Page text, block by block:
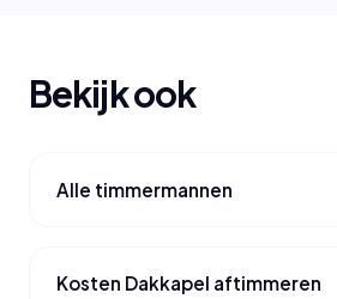
Bekijk ook
Alle timmermannen
Kosten Dakkapel aftimmeren